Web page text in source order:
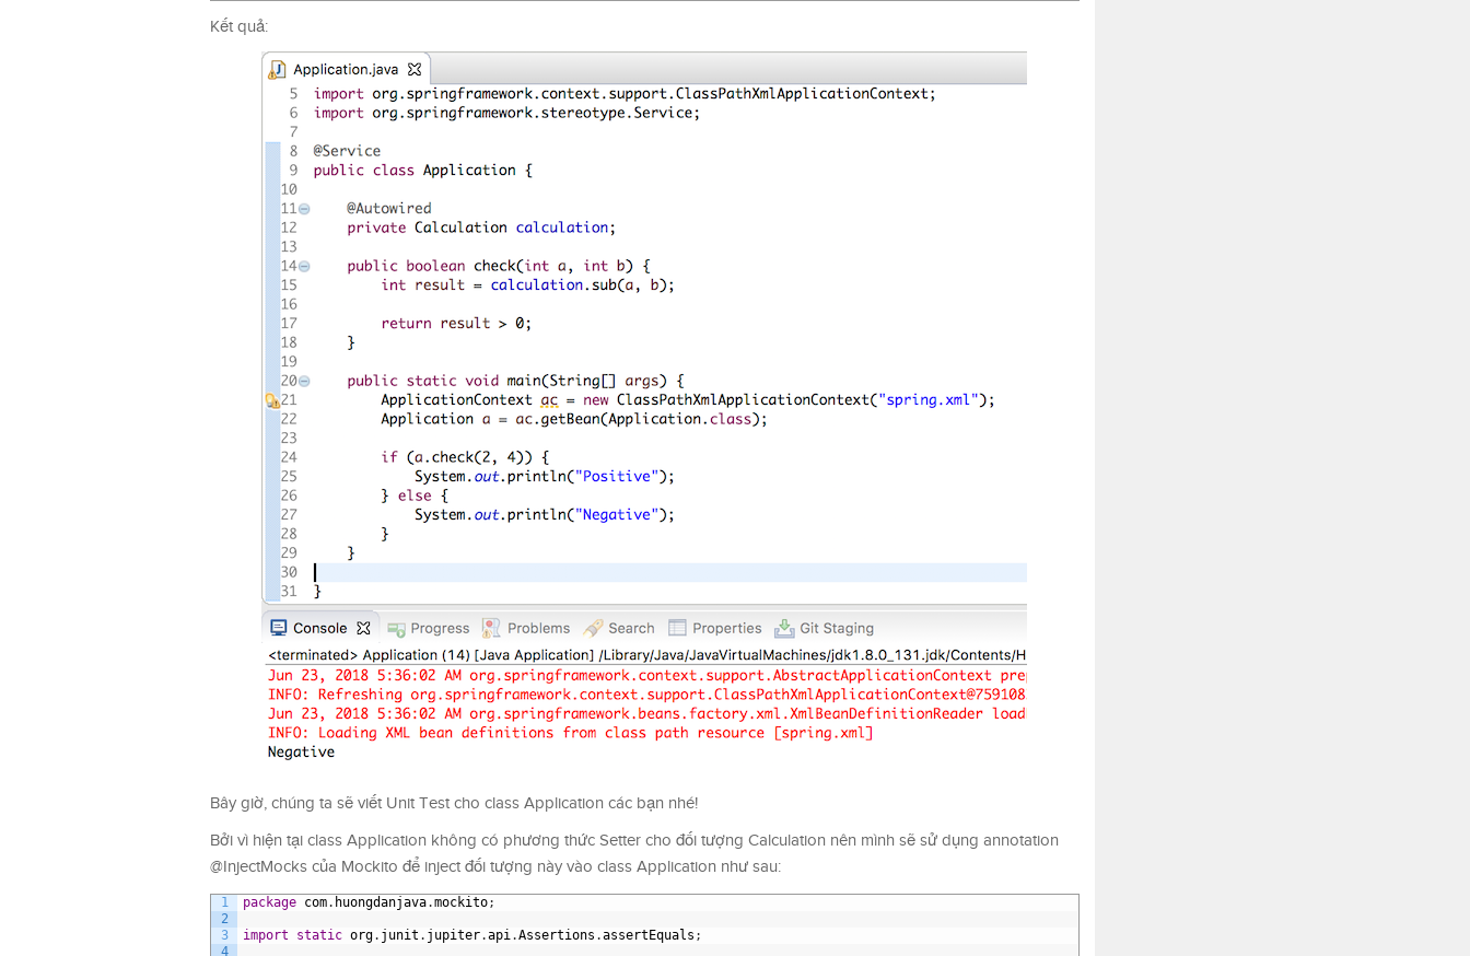
Kết quả:
Bây giờ, chúng ta sẽ viết Unit Test cho class Application các bạn nhé!
Bởi vì hiện tại class Application không có phương thức Setter cho đối tượng Calculation nên mình sẽ sử dụng annotation
@InjectMocks của Mockito để inject đối tượng này vào class Application như sau:
1
2
3
4
package com. huongdanjava.mockito;
import static org. junit . jupiter.api.Assertions .assertEquals ;